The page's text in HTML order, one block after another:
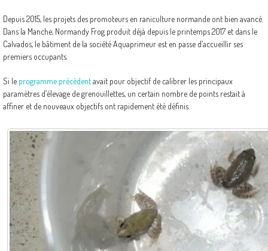
Depuis 2015, les projets des promoteurs en raniculture normande ont bien avancé.
Dans la Manche, Normandy Frog produit déjà depuis le printemps 2017 et dans le
Calvados, le bâtiment de la société Aquaprimeur est en passe d’accueillir ses
premiers occupants.
Si le programme précédentavait pour objectif de calibrer les principaux
paramètres d’élevage de grenouillettes, un certain nombre de points restait à
affiner et de nouveaux objectifs ont rapidement été définis.